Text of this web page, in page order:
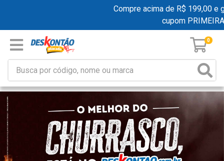
Compre acima de R$ 199,00 e
cupom
0